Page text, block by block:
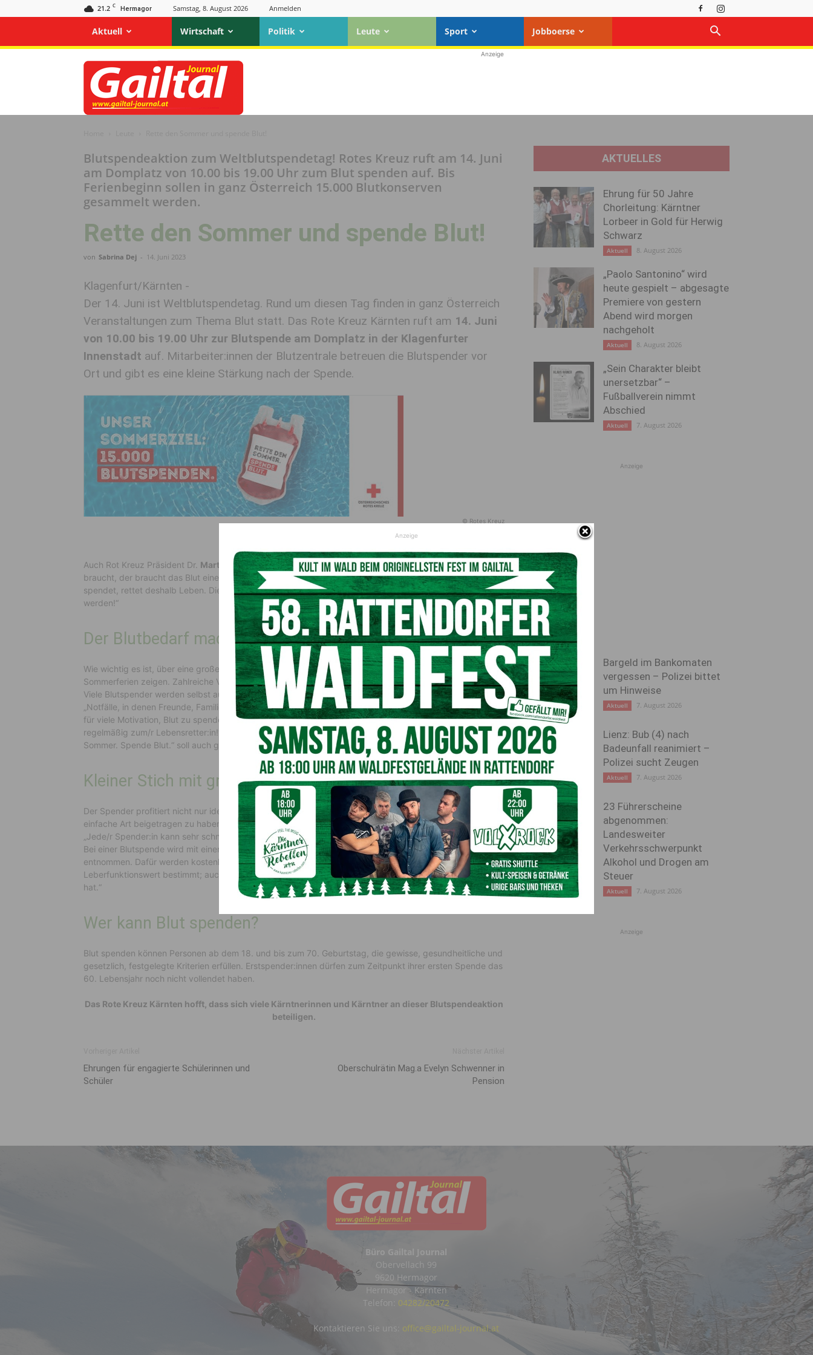
21.2 C Hermagor Samstag, 8. August 2026 Anmelden
Aktuell Wirtschaft Politik Leute Sport Jobboerse
Gailtal
Journal
Anzeige
Blutspendeaktion zum Weltblutspendetag! Rotes Kreuz ruft am 14. Juni
am Domplatz von 10.00 bis 19.00 Uhr zum Blut spenden auf. Bis
Ferienbeginn sollen in ganz Österreich 15.000 Blutkonserven
gesammelt werden.
Rette den Sommer und spende Blut!
von Sabrina Dej - 14. Juni 2023
Klagenfurt/Kärnten -
Der 14. Juni ist Weltblutspendetag. Rund um diesen Tag finden in ganz Österreich
Veranstaltungen zum Thema Blut statt. Das Rote Kreuz Kärnten ruft am 14. Juni
von 10.00 bis 19.00 Uhr zur Blutspende am Domplatz in der Klagenfurter
Innenstadt auf. Mitarbeiter:innen der Blutzentrale betreuen die Blutspender vor
Ort und gibt es eine kleine Stärkung nach der Spende.
© Rotes Kreuz
Auch Rot Kreuz Präsident Dr. Martin Pirzist sich der Wichtigkeit der Blutspende bewusst: „Wer Blut
braucht, der braucht das Blut eines anderen Menschen. Blut lässt sich nicht künstlich herstellen. Wer Blut
spendet, rettet deshalb Leben. Die Blutspende ist die einfachste Möglichkeit zum/r Lebensretter:in zu
werden!“
Der Blutbedarf macht keine Sommerpause
Wie wichtig es ist, über eine große Blutspenderfamilie zu verfügen, werden auch heuer wieder die
Sommerferien zeigen. Zahlreiche Verkehrsunfälle werden die Vorräte in den Blutdepots schwinden lassen.
Viele Blutspender werden selbst auf Urlaub sein, Aufrufe über die Medien folgen. Präsident Pirz appeliert
„Notfälle, in denen Freunde, Familienangehörige oder man selbst auf Blutkonserven angewiesen war, sind
für viele Motivation, Blut zu spenden. Doch es sollte nicht nur eine spontane Reaktion sein, werden Sie
regelmäßig zum/r Lebensretter:in!“ Mit der aktuellen österreichweiten Blutspendekampagne „Rette den
Sommer. Spende Blut.“ soll auch genau darauf hingewiesen werden.
Kleiner Stich mit großer Wirkung
Der Spender profitiert nicht nur ideell durch die Gewissheit, für die Gesundheit anderer Menschen auf
einfache Art beigetragen zu haben, sondern er hat auch ganz konkreten persönlichen Nutzen.Pirz
„Jede/r Spender:in kann sehr schnell selbst zum/r Empfänger:in werden. Doch das ist nicht das Einzige.
Bei einer Blutspende wird mit einem kleinen Stich etwas weniger als ein halber Liter Blut aus der Armvene
entnommen. Dafür werden kostenlos unter anderem Blutgruppe, Rhesus-Faktor, Hämoglobinwert und
Leberfunktionswert bestimmt; auch, ob man vielleicht eine unentdeckte Leberentzündung durchgemacht
hat.“
Wer kann Blut spenden?
Blut spenden können Personen ab dem 18. und bis zum 70. Geburtstag, die gewisse, gesundheitliche und
gesetzlich, festgelegte Kriterien erfüllen. Erstspender:innen dürfen zum Zeitpunkt ihrer ersten Spende das
60. Lebensjahr noch nicht vollendet haben.
Das Rote Kreuz Kärnten hofft, dass sich viele Kärntnerinnen und Kärntner an dieser Blutspendeaktion
beteiligen.
Ehrungen für engagierte Schülerinnen und
Schüler
Oberschulrätin Mag.a Evelyn Schwenner in
Pension
AKTUELLES
Ehrung für 50 Jahre
Chorleitung: Kärntner
Lorbeer in Gold für Herwig
Schwarz
Aktuell 8. August 2026
„Paolo Santonino“ wird
heute gespielt – abgesagte
Premiere von gestern
Abend wird morgen
nachgeholt
Aktuell 8. August 2026
„Sein Charakter bleibt
unersetzbar“ –
Fußballverein nimmt
Abschied
Aktuell 7. August 2026
Anzeige
Bargeld im Bankomaten
vergessen – Polizei bittet
um Hinweise
Aktuell 7. August 2026
Lienz: Bub (4) nach
Badeunfall reanimiert –
Polizei sucht Zeugen
Aktuell 7. August 2026
23 Führerscheine
abgenommen:
Landesweiter
Verkehrsschwerpunkt
Alkohol und Drogen am
Steuer
Aktuell 7. August 2026
Anzeige
Büro Gailtal Journal
Obervellach 99
9620 Hermagor
Hermagor - Kärnten
Telefon: 04282/20472
Kontaktieren Sie uns: office@gailtal-journal.at
Anzeige